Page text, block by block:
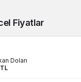
Fiyatlar
Doları